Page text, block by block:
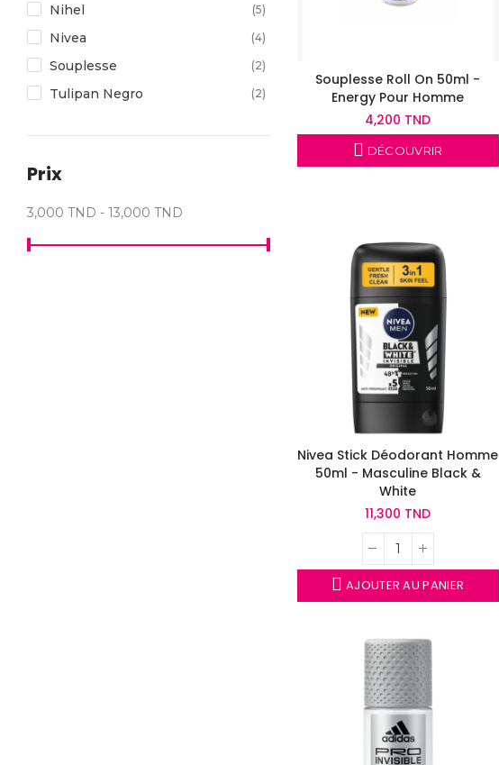
Souplesse Roll On 50ml -
Energy Pour Homme
4,200 TND
DÉCOUVRIR
Nivea Stick Déodorant Homme
50ml - Masculine Black &
White
11,300 TND
AJOUTER AU PANIER
Nihel (5)
Nivea (4)
Souplesse (2)
Tulipan Negro (2)
Prix
3,000 TND - 13,000 TND